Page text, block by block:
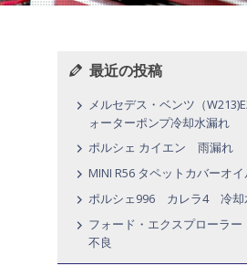
最近の投稿
メルセデス・ベンツ（
ォーターポンプ冷却水漏れ
ポルシェ カイエン 雨漏れ
MINI R56 タペットカバーオ
ポルシェ996 カレラ4 冷却
フォード・エクスプローラ
不良